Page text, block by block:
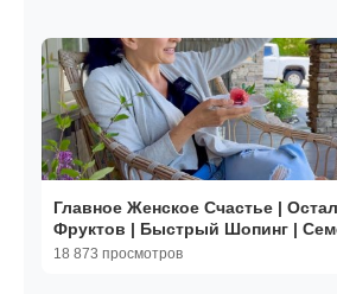
Главное Женское Счастье |
Фруктов | Быстрый Шопинг |
Эгине | Heghineh
18 873 просмотров